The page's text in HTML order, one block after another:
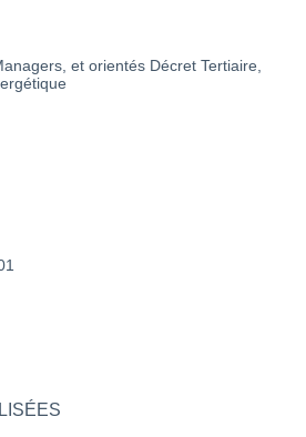
et orientés Décret Tertiaire,